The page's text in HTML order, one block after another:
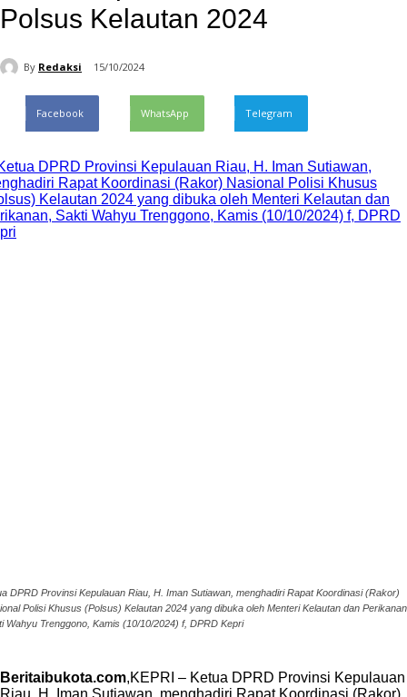
Polsus Kelautan 2024
By Redaksi 15/10/2024
Facebook WhatsApp Telegram
DPRD Provinsi Kepulauan Riau, H. Iman Sutiawan, menghadiri Rapat Koordinasi (Rakor)
Polisi Khusus (Polsus) Kelautan 2024 yang dibuka oleh Menteri Kelautan dan
Wahyu Trenggono, Kamis (10/10/2024) f, DPRD Kepri
Beritaibukota.com,KEPRI – Ketua DPRD Provinsi Kepulauan
Riau, H. Iman Sutiawan, menghadiri Rapat Koordinasi (Rakor)